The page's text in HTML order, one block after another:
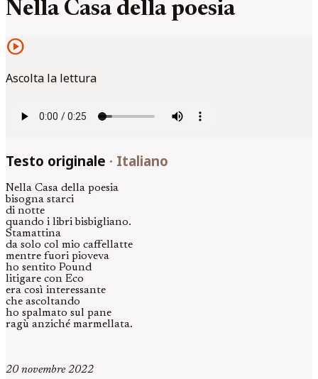
Nella Casa della poesia
play_circle
Ascolta la lettura
Testo originale · Italiano
Nella Casa della poesia
bisogna starci
di notte
quando i libri bisbigliano.
Stamattina
da solo col mio caffellatte
mentre fuori pioveva
ho sentito Pound
litigare con Eco
era così interessante
che ascoltando
ho spalmato sul pane
ragù anziché marmellata.
20 novembre 2022